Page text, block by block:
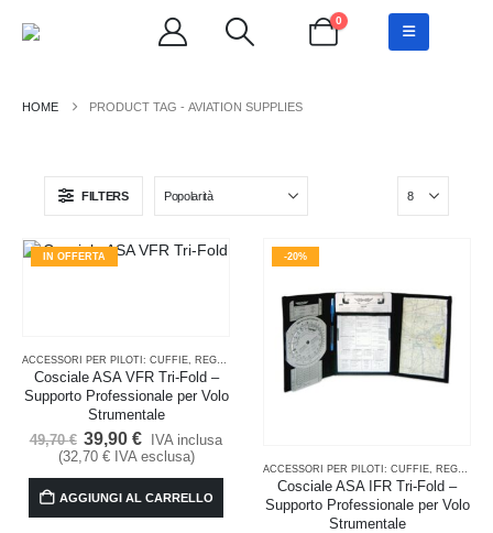
0
PRODUCT TAG - AVIATION SUPPLIES
FILTERS
IN OFFERTA
ACCESSORI PER PILOTI: CUFFIE, REGOLI E KIT COSCIALI, SALDI
Cosciale ASA VFR Tri-Fold –
Supporto Professionale per Volo
Strumentale
49,70€ Il
prezzo
49,70 €.
39,90€Il
prezzo
attuale
39,90 €.
IVA inclusa
(32,70 €IVA esclusa)
AGGIUNGI AL CARRELLO
-20%
ACCESSORI PER PILOTI: CUFFIE, REGOLI E KIT
Cosciale ASA IFR Tri-Fold –
Supporto Professionale per Volo
Strumentale